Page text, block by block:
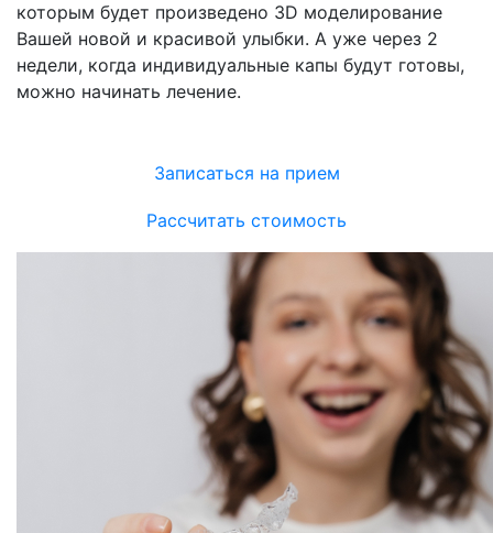
которым будет произведено 3D моделирование
Вашей новой и красивой улыбки. А уже через 2
недели, когда индивидуальные капы будут готовы,
можно начинать лечение.
Записаться на прием
Рассчитать стоимость